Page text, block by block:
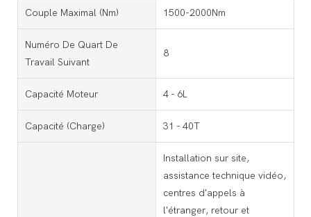
Couple Maximal (Nm) 1500-2000Nm
Numéro De Quart De
Travail Suivant
8
Capacité Moteur 4 - 6L
Capacité (charge) 31 - 40T
Installation sur site,
assistance technique vidéo,
centres d'appels à
l'étranger, retour et